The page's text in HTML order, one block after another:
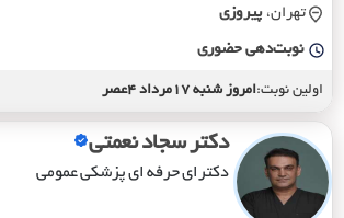
تهران، پيروزي
نوبت‌دهی حضوری
اولین نوبت:امروز شنبه 17مرداد 4عصر
دکتر سجاد نعمتی
دکترای حرفه ای پزشکی عمومی